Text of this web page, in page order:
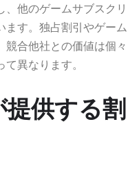
他のゲームサブスクリ
ます。独占割引やゲーム
合他社との価値は個々
異なります。
供する割